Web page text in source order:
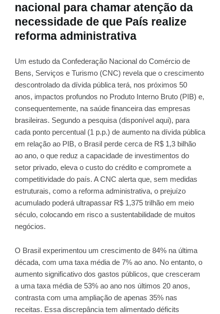
nacional para chamar atenção da
necessidade de que País realize
reforma administrativa
Um estudo da Confederação Nacional do Comércio de
Bens, Serviços e Turismo (CNC) revela que o crescimento
descontrolado da dívida pública terá, nos próximos 50
anos, impactos profundos no Produto Interno Bruto (PIB) e,
consequentemente, na saúde financeira das empresas
brasileiras. Segundo a pesquisa (disponível aqui), para
cada ponto percentual (1 p.p.) de aumento na dívida pública
em relação ao PIB, o Brasil perde cerca de R$ 1,3 bilhão
ao ano, o que reduz a capacidade de investimentos do
setor privado, eleva o custo do crédito e compromete a
competitividade do país. A CNC alerta que, sem medidas
estruturais, como a reforma administrativa, o prejuízo
acumulado poderá ultrapassar R$ 1,375 trilhão em meio
século, colocando em risco a sustentabilidade de muitos
negócios.
O Brasil experimentou um crescimento de 84% na última
década, com uma taxa média de 7% ao ano. No entanto, o
aumento significativo dos gastos públicos, que cresceram
a uma taxa média de 53% ao ano nos últimos 20 anos,
contrasta com uma ampliação de apenas 35% nas
receitas. Essa discrepância tem alimentado déficits